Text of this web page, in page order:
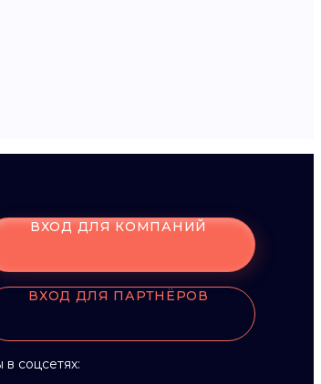
ВХОД ДЛЯ КОМПАНИЙ
ВХОД ДЛЯ ПАРТНЁРОВ
соцсетях: